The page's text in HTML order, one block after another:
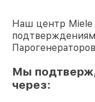
Наш центр Miele
Мы
через: